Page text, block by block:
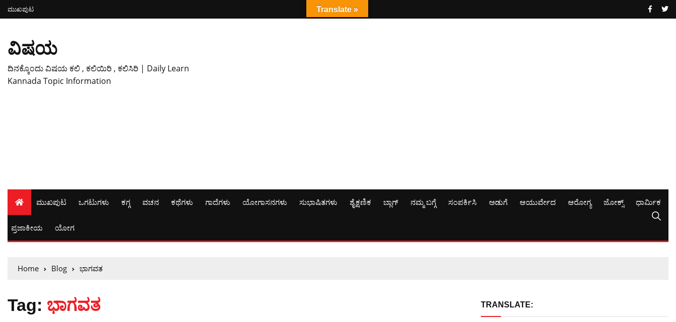
ಮುಖಪುಟ
ವಿಷಯ
ದಿನಕ್ಕೊಂದು ವಿಷಯ ಕಲಿ , ಕಲಿಯಿರಿ , ಕಲಿಸಿರಿ | Daily Learn
Kannada Topic Information
ಮುಖಪುಟ ಒಗಟುಗಳು ಕಗ್ಗ ವಚನ ಕಥೆಗಳು ಗಾದೆಗಳು ಯೋಗಾಸನಗಳು ಸುಭಾಷಿತಗಳು ಶೈಕ್ಷಣಿಕ ಬ್ಲಾಗ್ ನಮ್ಮ ಬಗ್ಗೆ ಸಂಪರ್ಕಿಸಿ ಅಡುಗೆ ಆಯುರ್ವೇದ ಆರೋಗ್ಯ ಜೋಕ್ಸ್ ಧಾರ್ಮಿಕ
ಪ್ರಜಾಕೀಯ ಯೋಗ
Home Blog ಭಾಗವತ
Tag: ಭಾಗವತ TRANSLATE:
Translate »